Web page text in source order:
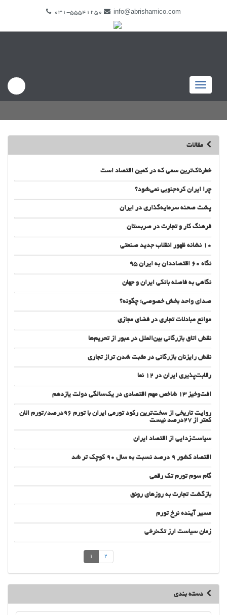
031-55541250 info@abrishamico.com
Toggle
مقالات
خطرناک‌ترین سمی که در کمین اقتصاد است
چرا ایران کره‌جنوبی نمی‌شود؟
پشت صحنه سرمایه‌گذاری در ایران
فرهنگ کار و تجارت در صربستان
10 نشانه ظهور انقلاب جدید صنعتی
نگاه 60 اقتصاددان به ایران 95
نگاهی به فاصله بانکی ایران و جهان
صدای واحد بخش خصوصی؛ چگونه؟
موانع مبادلات تجاری در فضای مجازی
نقش اتاق بازرگانی بین‌الملل در عبور از تحریم‌ها
نقش رایزنان بازرگانی در مثبت شدن تراز تجاری
رقابت‌پذیری ایران در 12 نما
افت‌وخیز ۱۳ شاخص مهم اقتصادی در یک‌سالگی دولت یازدهم
روایت تاریخی از سخت‌ترین رکود تورمی ایران با تورم ۹۶درصد/تورم الان
کمتر از ۲۷درصد نیست
سیاست‌زدایی از اقتصاد ایران
اقتصاد كشور ۹ درصد نسبت به سال ۹۰ كوچك تر شد
گام سوم تورم تک رقمی
بازگشت تجارت به روزهای رونق
مسیر آینده نرخ تورم
زمان سیاست ارز تک‌نرخی
1 2
دسته بندی